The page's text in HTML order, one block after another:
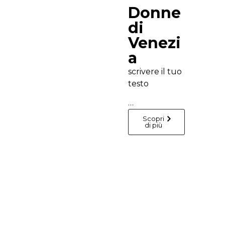
Donne
di
Venezi
a
scrivere il tuo
testo
…
Scopri
di più